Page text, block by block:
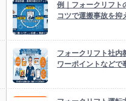
例｜フォークリフト
コツで運搬事故を抑
フォークリフト社内
ワーポイントなどで